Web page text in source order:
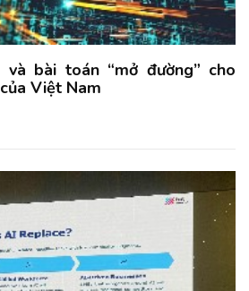
và bài toán “mở đường” cho
Việt Nam